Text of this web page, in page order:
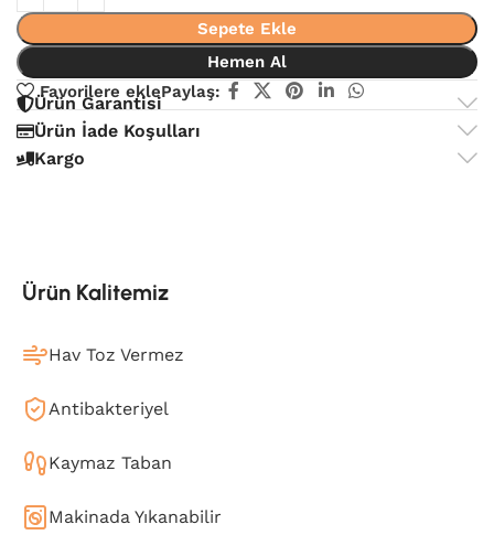
Sepete Ekle
Hemen Al
Favorilere eklePaylaş:
Ürün Garantisi
Ürün İade Koşulları
Kargo
Ürün Kalitemiz
Hav Toz Vermez
Antibakteriyel
Kaymaz Taban
Makinada Yıkanabilir